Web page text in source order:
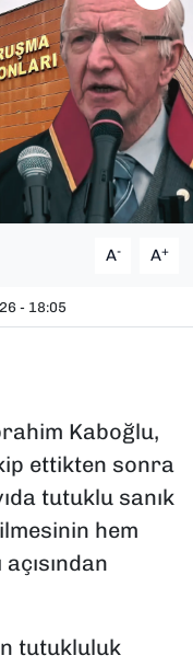
A- A+
- 18:05
Kaboğlu,
ettikten sonra
tutuklu sanık
hem
tutukluluk